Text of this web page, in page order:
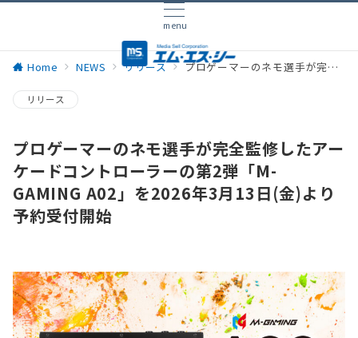
menu
Home NEWS リリース プロゲーマーのネモ選手が完全監修したアーケードコントローラーの第2弾「M-GAMING A02」を2026年3月13日(金)より予約受付開始
リリース
プロゲーマーのネモ選手が完全監修したアー
ケードコントローラーの第2弾「M-
GAMING A02」を2026年3月13日(金)より
予約受付開始